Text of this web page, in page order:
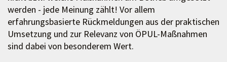
werden - jede Meinung zählt! Vor allem
erfahrungsbasierte Rückmeldungen aus der praktischen
Umsetzung und zur Relevanz von ÖPUL-Maßnahmen
sind dabei von besonderem Wert.